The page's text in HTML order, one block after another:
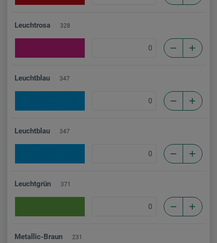
Leuchtrosa 328
Leuchtblau 347
Leuchtblau 347
Leuchtgrün 371
Metallic-Braun 231